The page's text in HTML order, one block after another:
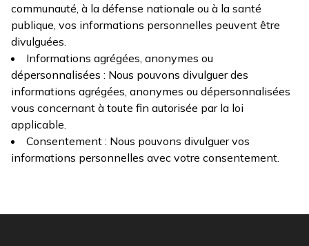
communauté, à la défense nationale ou à la santé
publique, vos informations personnelles peuvent être
divulguées.
Informations agrégées, anonymes ou
dépersonnalisées : Nous pouvons divulguer des
informations agrégées, anonymes ou dépersonnalisées
vous concernant à toute fin autorisée par la loi
applicable.
Consentement : Nous pouvons divulguer vos
informations personnelles avec votre consentement.